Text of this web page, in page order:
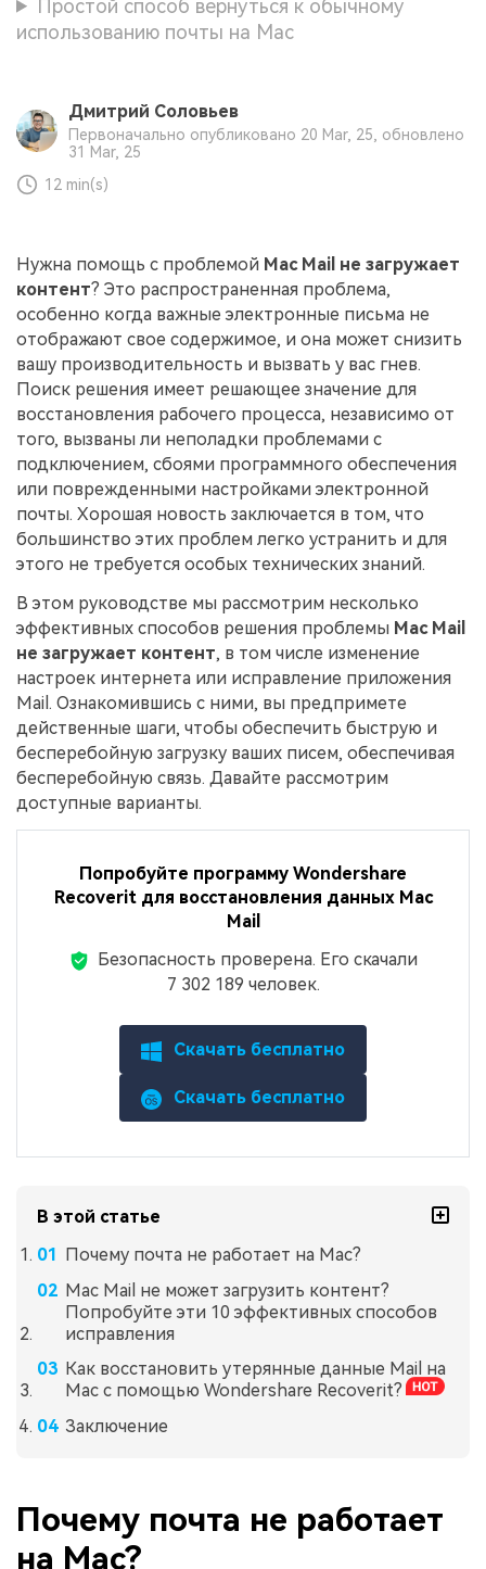
Простой способ вернуться к обычному
использованию почты на Mac
Дмитрий Соловьев
Первоначально опубликовано 20 Mar, 25, обновлено
31 Mar, 25
12 min(s)
Нужна помощь с проблемой Mac Mail не загружает
контент? Это распространенная проблема,
особенно когда важные электронные письма не
отображают свое содержимое, и она может снизить
вашу производительность и вызвать у вас гнев.
Поиск решения имеет решающее значение для
восстановления рабочего процесса, независимо от
того, вызваны ли неполадки проблемами с
подключением, сбоями программного обеспечения
или поврежденными настройками электронной
почты. Хорошая новость заключается в том, что
большинство этих проблем легко устранить и для
этого не требуется особых технических знаний.
В этом руководстве мы рассмотрим несколько
эффективных способов решения проблемы Mac Mail
не загружает контент, в том числе изменение
настроек интернета или исправление приложения
Mail. Ознакомившись с ними, вы предпримете
действенные шаги, чтобы обеспечить быструю и
бесперебойную загрузку ваших писем, обеспечивая
бесперебойную связь. Давайте рассмотрим
доступные варианты.
Попробуйте программу Wondershare
Recoverit для восстановления данных Mac
Mail
Безопасность проверена. Его скачали
7 302 189 человек.
Скачать бесплатно
Скачать бесплатно
В этой статье
Почему почта не работает на Mac?
Mac Mail не может загрузить контент?
Попробуйте эти 10 эффективных способов
исправления
Как восстановить утерянные данные Mail на
Mac с помощью Wondershare Recoverit?
Заключение
Почему почта не работает
на Mac?